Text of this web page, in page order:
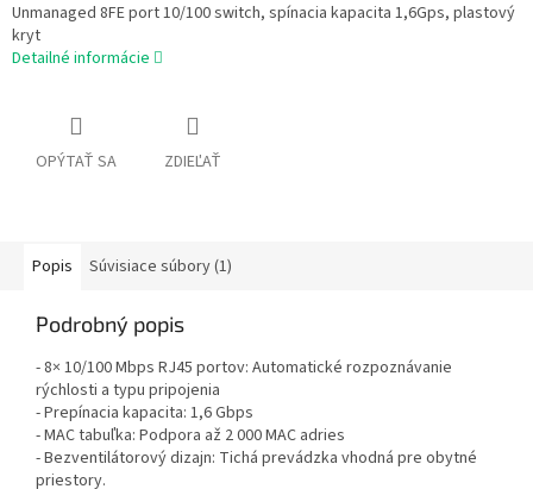
Unmanaged 8FE port 10/100 switch, spínacia kapacita 1,6Gps, plastový
kryt
Detailné informácie
OPÝTAŤ SA ZDIEĽAŤ
Popis Súvisiace súbory (1)
Podrobný popis
- 8× 10/100 Mbps RJ45 portov: Automatické rozpoznávanie
rýchlosti a typu pripojenia
- Prepínacia kapacita: 1,6 Gbps
- MAC tabuľka: Podpora až 2 000 MAC adries
- Bezventilátorový dizajn: Tichá prevádzka vhodná pre obytné
priestory.